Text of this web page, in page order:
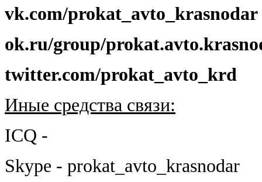
vk.com/prokat_avto_krasnodar
ok.ru/group/
twitter.com/prokat_avto_krd
Иные средства связи:
ICQ -
Skype - prokat_avto_krasnodar